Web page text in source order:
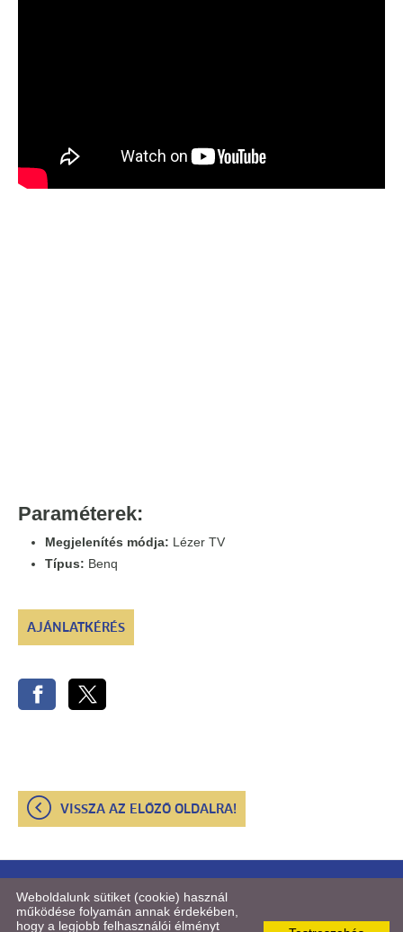
Paraméterek:
Megjelenítés módja: Lézer TV
Típus: Benq
AJÁNLATKÉRÉS
VISSZA AZ ELŐZŐ OLDALRA!
© 2026 - STUDIUM Konferenciatechnika Kft.
Weboldalunk sütiket (cookie) használ
működése folyamán annak érdekében,
hogy a legjobb felhasználói élményt